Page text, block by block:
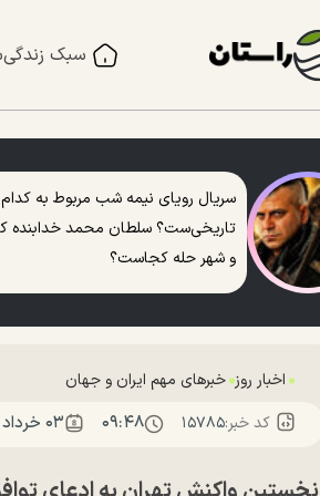
سبک زندگی
سریال رویای نیمه شب مربوط به کدام
تاریخی‌ست؟ سلطان محمد خدابنده
و شهر حله کجاست؟
اخبار روز خبرهای مهم ایران و جهان
کد خبر:۱۵۷۸۵ ۰۹:۴۸ ۰۳ خرداد ۱۴۰۵